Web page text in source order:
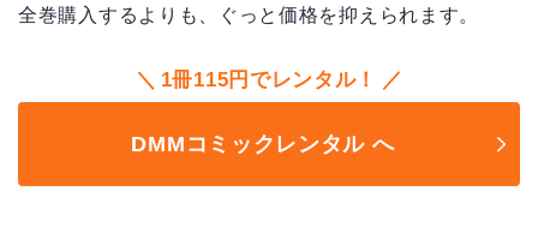
全巻購入するよりも、ぐっと価格を抑えられます。
1冊115円でレンタル！
DMMコミックレンタル へ